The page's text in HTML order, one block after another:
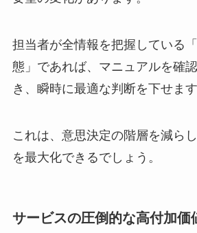
担当者が全情報を把握している
態」であれば、マニュアルを確
き、瞬時に最適な判断を下せます
これは、意思決定の階層を減ら
を最大化できるでしょう。
サービスの圧倒的な高付加価